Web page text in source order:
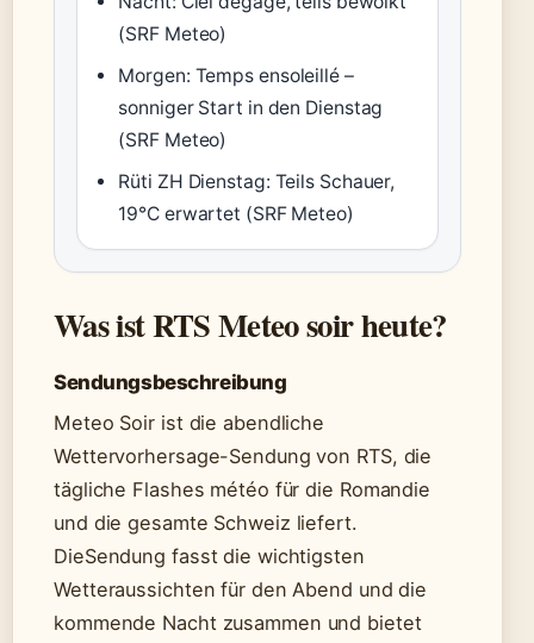
(SRF Meteo)
Morgen: Temps ensoleillé –
sonniger Start in den Dienstag
(SRF Meteo)
Rüti ZH Dienstag: Teils Schauer,
19°C erwartet (SRF Meteo)
Was ist RTS Meteo soir heute?
Sendungsbeschreibung
Meteo Soir ist die abendliche
Wettervorhersage-Sendung von RTS, die
tägliche Flashes météo für die Romandie
und die gesamte Schweiz liefert.
DieSendung fasst die wichtigsten
Wetteraussichten für den Abend und die
kommende Nacht zusammen und bietet